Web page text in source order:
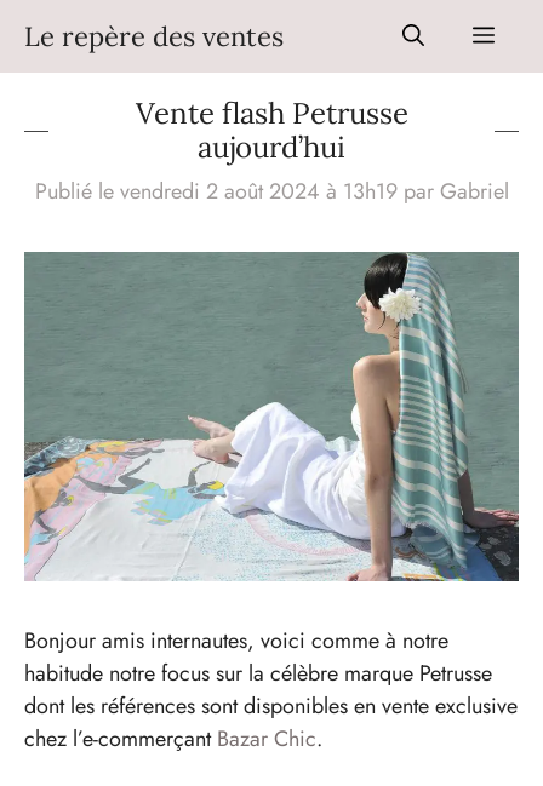
contenu
Le repère des ventes Menu
Vente flash Petrusse
aujourd’hui
Publié le vendredi 2 août 2024 à 13h19 parGabriel
Bonjour amis internautes, voici comme à notre
habitude notre focus sur la célèbre marque Petrusse
dont les références sont disponibles en vente exclusive
chez l’e-commerçantBazar Chic.